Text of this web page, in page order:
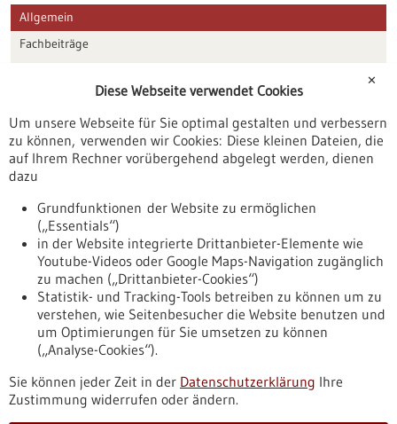
Allgemein
Fachbeiträge
Veranstaltungen
Erscheinungsdatum
Nach oben
Informiert bleiben
✕
Diese Webseite verwendet Cookies
Um unsere Webseite für Sie optimal gestalten und verbessern
zu können, verwenden wir Cookies: Diese kleinen Dateien, die
auf Ihrem Rechner vorübergehend abgelegt werden, dienen
dazu
Grundfunktionen der Website zu ermöglichen
(„Essentials“)
in der Website integrierte Drittanbieter-Elemente wie
Youtube-Videos oder Google Maps-Navigation zugänglich
zu machen („Drittanbieter-Cookies“)
Statistik- und Tracking-Tools betreiben zu können um zu
verstehen, wie Seitenbesucher die Website benutzen und
um Optimierungen für Sie umsetzen zu können
(„Analyse-Cookies“).
Sie können jeder Zeit in der Datenschutzerklärung Ihre
Zustimmung widerrufen oder ändern.